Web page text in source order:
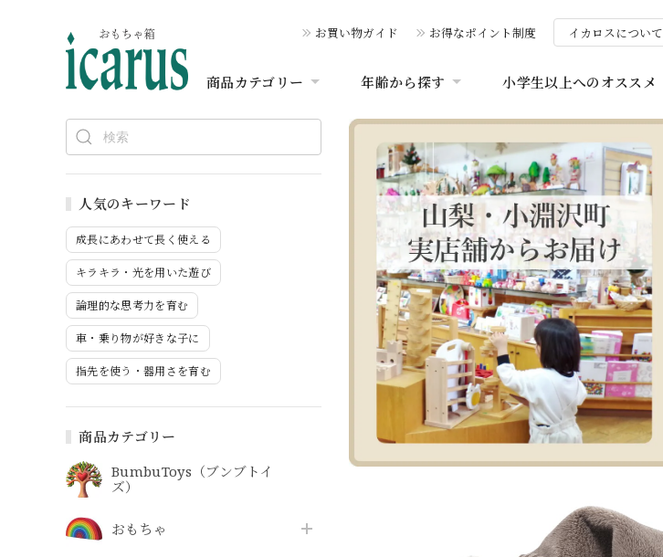
お買い物ガイド お得なポイント制度 イカロスについて
商品カテゴリー 年齢から探す 小学生以上へのオススメ
人気のキーワード
成長にあわせて長く使える
キラキラ・光を用いた遊び
論理的な思考力を育む
車・乗り物が好きな子に
指先を使う・器用さを育む
商品カテゴリー
BumbuToys（ブンブトイ
ズ）
おもちゃ